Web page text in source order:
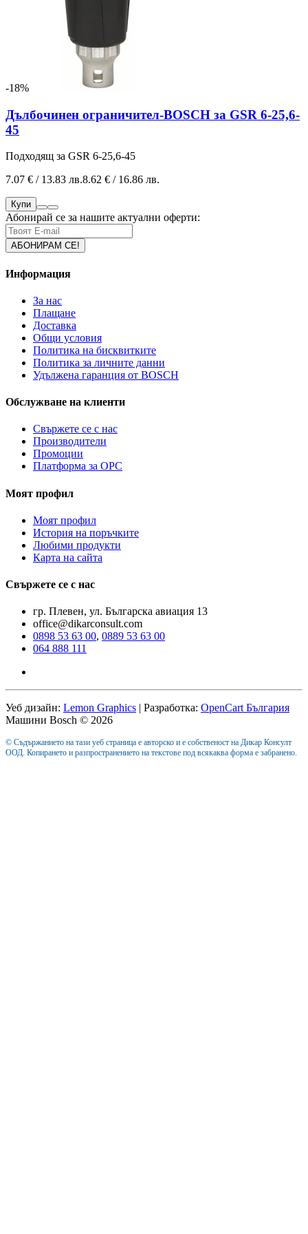
-18%
Дълбочинен ограничител-BOSCH за GSR 6-25,6-
45
Подходящ за GSR 6-25,6-45
7.07 € / 13.83 лв.8.62 € / 16.86 лв.
Купи
Абонирай се за нашите актуални оферти:
Информация
За нас
Плащане
Доставка
Общи условия
Политика на бисквитките
Политика за личните данни
Удължена гаранция от BOSCH
Обслужване на клиенти
Свържете се с нас
Производители
Промоции
Платформа за ОРС
Моят профил
Моят профил
История на поръчките
Любими продукти
Карта на сайта
Свържете се с нас
гр. Плевен, ул. Българска авиация 13
office@dikarconsult.com
0898 53 63 00, 0889 53 63 00
064 888 111
Уеб дизайн: Lemon Graphics | Разработка: OpenCart България
Машини Bosch © 2026
© Съдържанието на тази уеб страница е авторско и е собственост на Дикар Консулт
ООД. Копирането и разпространението на текстове под всякаква форма е забранено.